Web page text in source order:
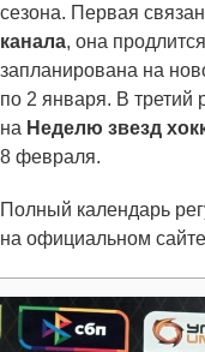
сезона. Первая
канала, она
запланирована на
по 2 января. В третий
на Неделю звезд
8 февраля.
Полный календарь
на официальном